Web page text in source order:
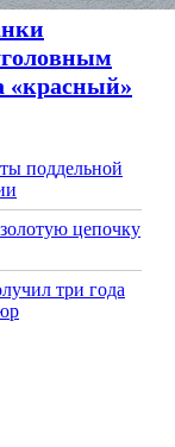
«красный»
поддельной
цепочку
три года